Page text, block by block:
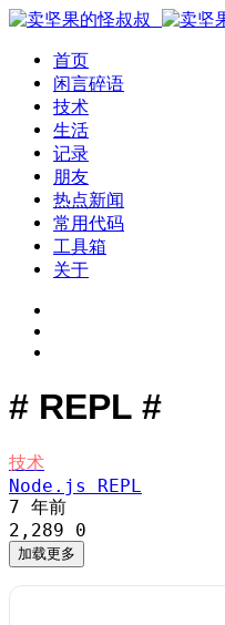
首页
闲言碎语
技术
生活
记录
朋友
热点新闻
常用代码
工具箱
关于
# REPL #
技术
Node.js REPL
7 年前
2,289 0
加载更多